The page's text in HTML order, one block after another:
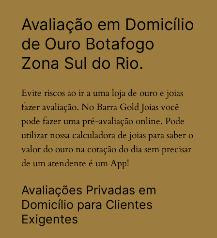
Avaliação em Domicílio
de Ouro Botafogo
Zona Sul do Rio.
Evite riscos ao ir a uma loja de ouro e joias
fazer avaliação. No Barra Gold Joias você
pode fazer uma pré-avaliação online. Pode
utilizar nossa calculadora de joias para saber o
valor do ouro na cotação do dia sem precisar
de um atendente é um App!
Avaliações Privadas em
Domicílio para Clientes
Exigentes